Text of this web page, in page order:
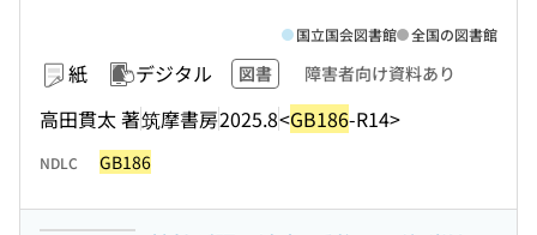
紙 デジタル 図書 障害者向け資料あり
高田貫太 著筑摩書房2025.8<GB186-R14>
国立国会図書館 全国の図書館
NDLC GB186